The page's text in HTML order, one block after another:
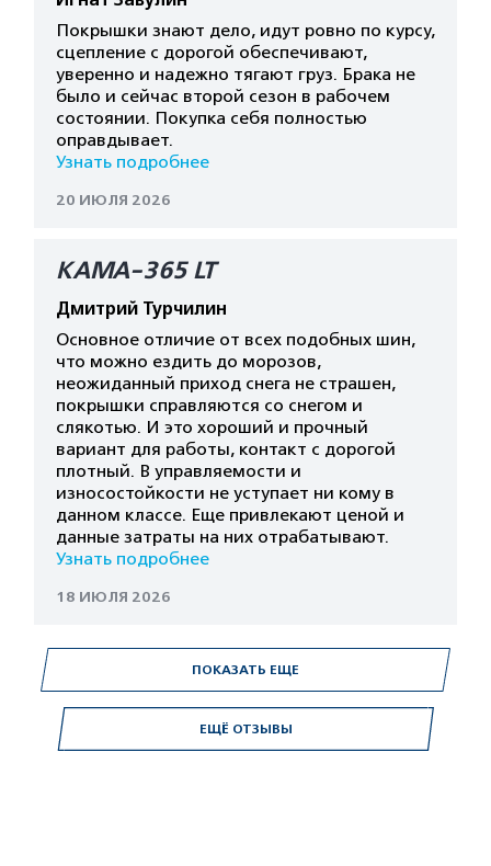
ЕЩЁ ОТЗЫВЫ
Покрышки знают дело, идут ровно по курсу,
сцепление с дорогой обеспечивают,
уверенно и надежно тягают груз. Брака не
было и сейчас второй сезон в рабочем
состоянии. Покупка себя полностью
оправдывает.
Узнать подробнее
20 ИЮЛЯ 2026
КАМА-365 LT
Дмитрий Турчилин
Основное отличие от всех подобных шин,
что можно ездить до морозов,
неожиданный приход снега не страшен,
покрышки справляются со снегом и
слякотью. И это хороший и прочный
вариант для работы, контакт с дорогой
плотный. В управляемости и
износостойкости не уступает ни кому в
данном классе. Еще привлекают ценой и
данные затраты на них отрабатывают.
Узнать подробнее
18 ИЮЛЯ 2026
ПОКАЗАТЬ ЕЩЕ